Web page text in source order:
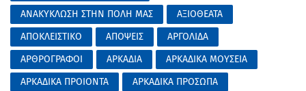
ΑΝΑΚΥΚΛΩΣΗ ΣΤΗΝ ΠΟΛΗ ΜΑΣ
ΑΞΙΟΘΕΑΤΑ
ΑΠΟΚΛΕΙΣΤΙΚΟ
ΑΠΟΨΕΙΣ
ΑΡΓΟΛΙΔΑ
ΑΡΘΡΟΓΡΑΦΟΙ
ΑΡΚΑΔΙΑ
ΑΡΚΑΔΙΚΑ ΜΟΥΣΕΙΑ
ΑΡΚΑΔΙΚΑ ΠΡΟΙΟΝΤΑ
ΑΡΚΑΔΙΚΑ ΠΡΟΣΩΠΑ